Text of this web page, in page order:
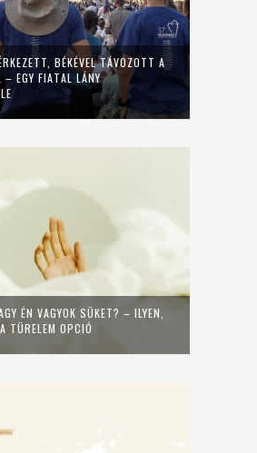
BÉKÉVEL TÁVOZOTT A
– EGY FIATAL LÁNY
ÉN VAGYOK SÜKET? – ILYEN,
TÜRELEM OPCIÓ